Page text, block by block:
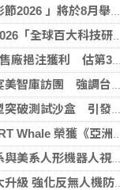
於8月舉行 歷來最大規模 以電影連繫文化交流
發獎」中創亞洲最佳成績 三項技術榮膺全球百大創新獎項
挹注獲利 估第3季營收下滑
訪團 強調台灣是不可或缺夥伴
測試沙盒 引發資安風險疑慮
《亞洲銀行與金融》金融科技生態合作獎
人形機器人視覺模組 下半年出貨
級 強化反無人機防禦網